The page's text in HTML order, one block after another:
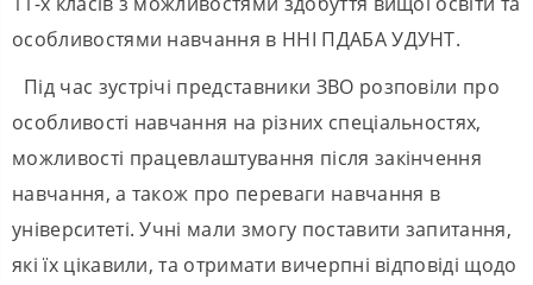
особливостями навчання в ННІ ПДАБА УДУНТ.
Під час зустрічі представники ЗВО розповіли про
особливості навчання на різних спеціальностях,
можливості працевлаштування після закінчення
навчання, а також про переваги навчання в
університеті. Учні мали змогу поставити запитання,
які їх цікавили, та отримати вичерпні відповіді щодо